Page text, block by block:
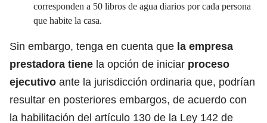
corresponden a 50 libros de agua diarios por cada persona
que habite la casa.
Sin embargo, tenga en cuenta que la empresa
prestadora tiene la opción de iniciar proceso
ejecutivo ante la jurisdicción ordinaria que, podrían
resultar en posteriores embargos, de acuerdo con
la habilitación del artículo 130 de la Ley 142 de